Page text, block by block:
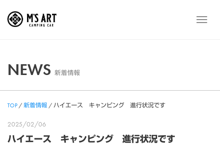
メ
NEWS 新着情報
TOP/新着情報 /ハイエース キャンピング 進行状況です
2025/02/06
ハイエース キャンピング 進行状況です